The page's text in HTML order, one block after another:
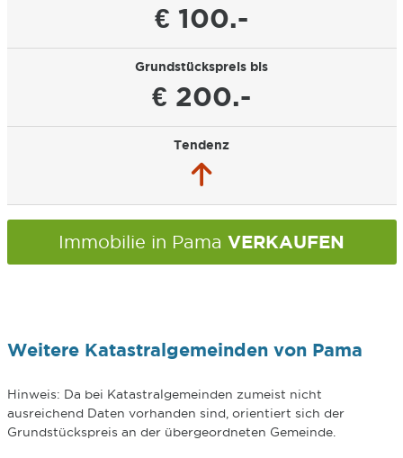
€ 100.-
Grundstückspreis bis
€ 200.-
Tendenz
Immobilie in Pama VERKAUFEN
Weitere Katastralgemeinden von Pama
Hinweis: Da bei Katastralgemeinden zumeist nicht
ausreichend Daten vorhanden sind, orientiert sich der
Grundstückspreis an der übergeordneten Gemeinde.